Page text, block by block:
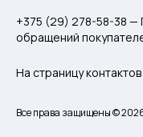
+375 (29) 278-58-38 —
обращений
На страницу контактов
Все права защищены ©